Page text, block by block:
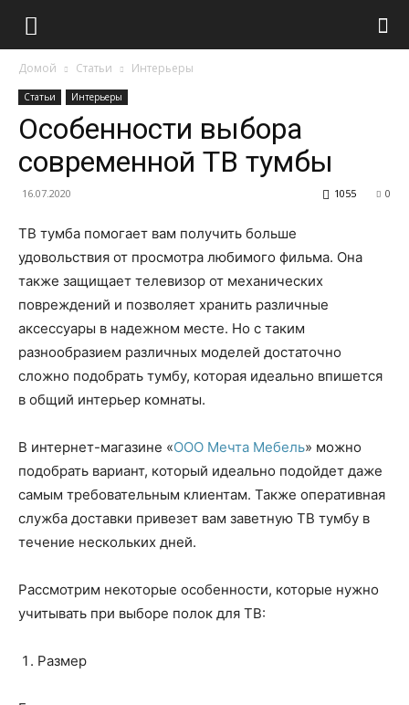
Домой Статьи Интерьеры
Статьи Интерьеры
Особенности выбора
современной ТВ тумбы
16.07.2020 0
1055
ТВ тумба помогает вам получить больше
удовольствия от просмотра любимого фильма. Она
также защищает телевизор от механических
повреждений и позволяет хранить различные
аксессуары в надежном месте. Но с таким
разнообразием различных моделей достаточно
сложно подобрать тумбу, которая идеально впишется
в общий интерьер комнаты.
В интернет-магазине «ООО Мечта Мебель» можно
подобрать вариант, который идеально подойдет даже
самым требовательным клиентам. Также оперативная
служба доставки привезет вам заветную ТВ тумбу в
течение нескольких дней.
Рассмотрим некоторые особенности, которые нужно
учитывать при выборе полок для ТВ:
Размер